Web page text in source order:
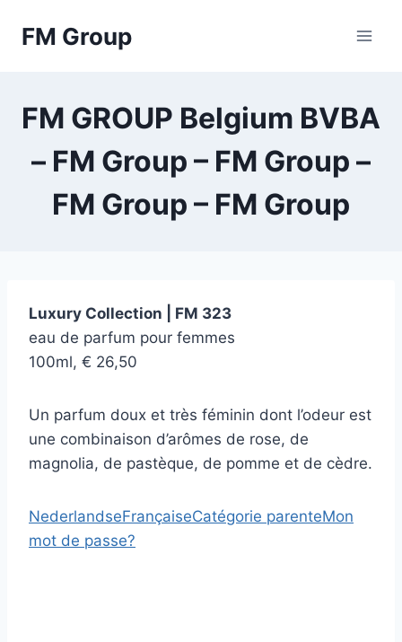
FM Group
FM GROUP Belgium BVBA
– FM Group – FM Group –
FM Group – FM Group
Luxury Collection | FM 323
eau de parfum pour femmes
100ml, € 26,50
Un parfum doux et très féminin dont l’odeur est
une combinaison d’arômes de rose, de
magnolia, de pastèque, de pomme et de cèdre.
NederlandseFrançaiseCatégorie parenteMon
mot de passe?